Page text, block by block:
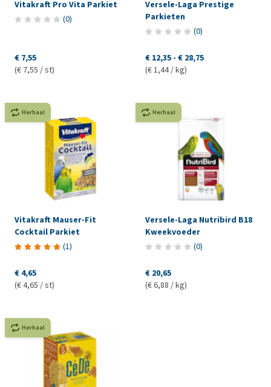
Vitakraft Pro Vita Parkiet
(0)
€ 7,55
(€ 7,55 / st)
Versele-Laga Prestige
Parkieten
(0)
€ 12,35 - € 28,75
(€ 1,44 / kg)
Herhaal
Vitakraft Mauser-Fit
Cocktail Parkiet
(1)
€ 4,65
(€ 4,65 / st)
Herhaal
Versele-Laga Nutribird B18
Kweekvoeder
(0)
€ 20,65
(€ 6,88 / kg)
Herhaal